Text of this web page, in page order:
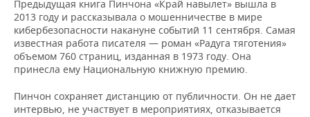
Предыдущая книга Пинчона «Край навылет» вышла в
2013 году и рассказывала о мошенничестве в мире
кибербезопасности накануне событий 11 сентября. Самая
известная работа писателя — роман «Радуга тяготения»
объемом 760 страниц, изданная в 1973 году. Она
принесла ему Национальную книжную премию.
Пинчон сохраняет дистанцию от публичности. Он не дает
интервью, не участвует в мероприятиях, отказывается